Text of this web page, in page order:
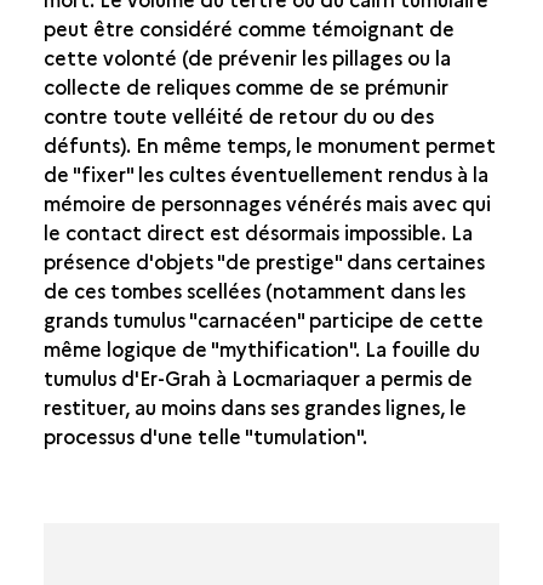
peut être considéré comme témoignant de
cette volonté (de prévenir les pillages ou la
collecte de reliques comme de se prémunir
contre toute velléité de retour du ou des
défunts). En même temps, le monument permet
de "fixer" les cultes éventuellement rendus à la
mémoire de personnages vénérés mais avec qui
le contact direct est désormais impossible. La
présence d'objets "de prestige" dans certaines
de ces tombes scellées (notamment dans les
grands tumulus "carnacéen" participe de cette
même logique de "mythification". La fouille du
tumulus d'Er-Grah à Locmariaquer a permis de
restituer, au moins dans ses grandes lignes, le
processus d'une telle "tumulation".